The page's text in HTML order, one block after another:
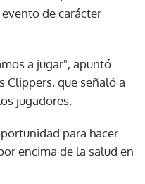
de carácter
a jugar", apuntó
Clippers, que señaló a
jugadores.
para hacer
encima de la salud en